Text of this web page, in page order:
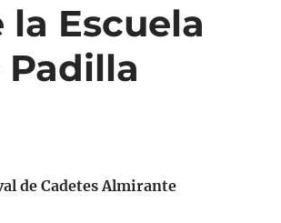
Escuela
de Cadetes Almirante